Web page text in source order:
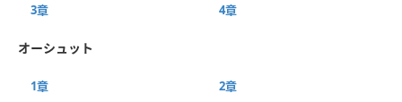
3章 4章
オーシュット
1章 2章